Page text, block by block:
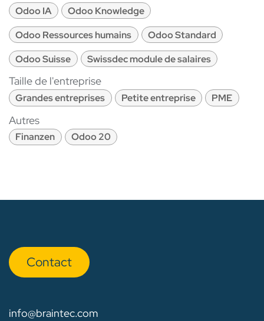
Odoo IA
Odoo Knowledge
Odoo Ressources humains
Odoo Standard
Odoo Suisse
Swissdec module de salaires
Taille de l'entreprise
Grandes entreprises Petite entreprise PME
Autres
Finanzen Odoo 20
Con​​​​tact
info@braintec.com